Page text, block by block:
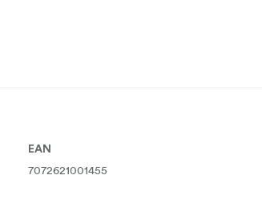
EAN
7072621001455